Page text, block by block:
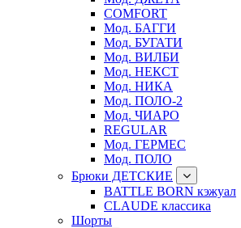
COMFORT
Мод. БАГГИ
Мод. БУГАТИ
Мод. ВИЛБИ
Мод. НЕКСТ
Мод. НИКА
Мод. ПОЛО-2
Мод. ЧИАРО
REGULAR
Мод. ГЕРМЕС
Мод. ПОЛО
Брюки ДЕТСКИЕ
BATTLE BORN кэжуал
CLAUDE классика
Шорты